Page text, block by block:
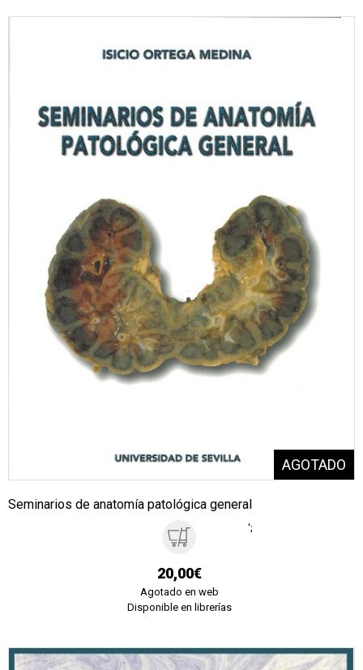
Seminarios de anatomía patológica general
20,00€
Agotado en web
Disponible en librerías
';